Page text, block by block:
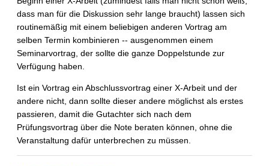
dass man für die Diskussion sehr lange braucht) lassen sich
routinemäßig mit einem beliebigen anderen Vortrag am
selben Termin kombinieren -- ausgenommen einem
Seminarvortrag, der sollte die ganze Doppelstunde zur
Verfügung haben.
Ist ein Vortrag ein Abschlussvortrag einer X-Arbeit und der
andere nicht, dann sollte dieser andere möglichst als erstes
passieren, damit die Gutachter sich nach dem
Prüfungsvortrag über die Note beraten können, ohne die
Veranstaltung dafür unterbrechen zu müssen.